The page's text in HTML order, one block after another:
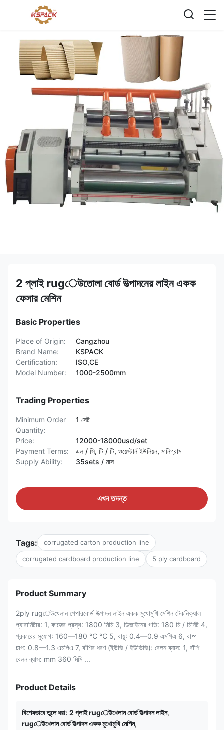
2 প্লাই rugেউতোলা বোর্ড উত্পাদনের লাইন একক
ফেসার মেশিন
Basic Properties
Place of Origin:
Cangzhou
Brand Name:
KSPACK
Certification:
ISO,CE
Model Number:
1000-2500mm
Trading Properties
Minimum Order
Quantity:
1 সেট
Price:
12000-18000usd/set
Payment Terms:
এল / সি, টি / টি, ওয়েস্টার্ন ইউনিয়ন, মানিগ্রাম
Supply Ability:
35sets / মাস
এখন তদন্ত
Tags: corrugated carton production line
corrugated cardboard production line 5 ply cardboard
Product Summary
2ply rugেউখেলান পেপারবোর্ড উত্পাদন লাইন একক মুখোমুখি মেশিন টেকনিক্যাল
প্যারামিটার: 1, কাজের প্রস্থ: 1800 মিমি 3, ডিজাইনের গতি: 180 মি / মিনিট 4,
প্রকারের সুযোগ: 160—180 ℃ ℃ 5, বায়ু: 0.4—0.9 এমপিএ 6, বাষ্প
চাপ: 0.8—1.3 এমপিএ 7, বাঁশির ধরণ (ইউভি / ইউভিভি): বেলন ব্যাস: 1, বাঁশি
বেলন ব্যাস: mm 360 মিমি ...
Product Details
বিশেষভাবে তুলে ধরা: 2 প্লাই rugেউখেলান বোর্ড উত্পাদন লাইন,
rugেউখেলান বোর্ড উত্পাদন একক মুখোমুখি মেশিন,